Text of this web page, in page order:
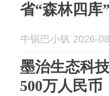
省“森林四库
牛锅巴小钒 2026-
墨治生态科
500万人民币